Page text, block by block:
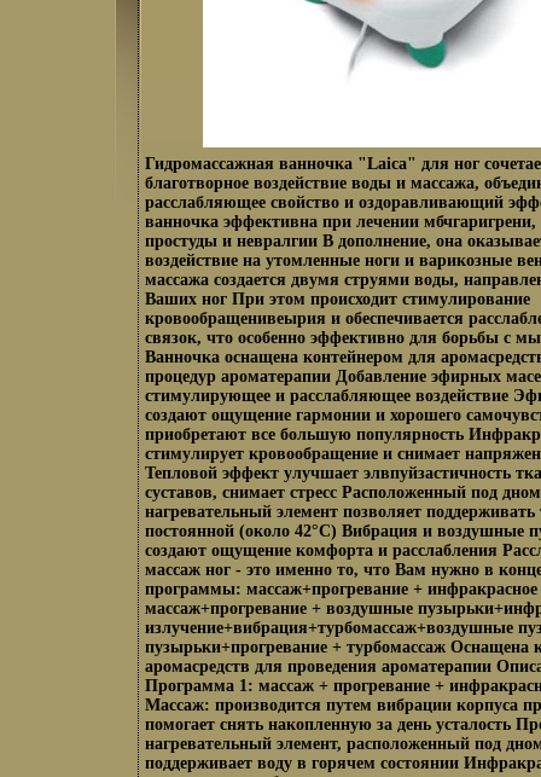
Гидромассажная ванночка "Laica" для ног
благотворное воздействие воды и массажа,
расслабляющее свойство и оздоравливающий
ванночка эффективна при лечении мбчгаригрени,
простуды и невралгии В дополнение, она
воздействие на утомленные ноги и варикозные
массажа создается двумя струями воды,
Ваших ног При этом происходит стимулирование
кровообращенивеырия и обеспечивается
связок, что особенно эффективно для борьбы с
Ванночка оснащена контейнером для
процедур ароматерапии Добавление эфирных
стимулирующее и расслабляющее воздействие
создают ощущение гармонии и хорошего
приобретают все большую популярность
стимулирует кровообращение и снимает
Тепловой эффект улучшает элвпуйзастичность
суставов, снимает стресс Расположенный под
нагревательный элемент позволяет
постоянной (около 42°С) Вибрация и воздушные
создают ощущение комфорта и расслабления
массаж ног - это именно то, что Вам нужно в
программы: массаж+прогревание + инфракрасное
массаж+прогревание + воздушные
излучение+вибрация+турбомассаж+воздушные
пузырьки+прогревание + турбомассаж Оснащена
аромасредств для проведения ароматерапии
Программа 1: массаж + прогревание +
Массаж: производится путем вибрации корпуса
помогает снять накопленную за день усталость
нагревательный элемент, расположенный под
поддерживает воду в горячем состоянии